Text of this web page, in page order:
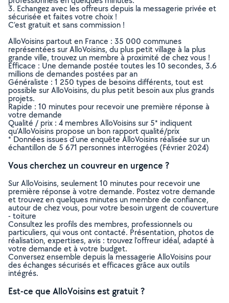
3. Echangez avec les offreurs depuis la messagerie privée et
sécurisée et faites votre choix !
C’est gratuit et sans commission !
AlloVoisins partout en France : 35 000 communes
représentées sur AlloVoisins, du plus petit village à la plus
grande ville, trouvez un membre à proximité de chez vous !
Efficace : Une demande postée toutes les 10 secondes, 3.6
millions de demandes postées par an
Généraliste : 1 250 types de besoins différents, tout est
possible sur AlloVoisins, du plus petit besoin aux plus grands
projets.
Rapide : 10 minutes pour recevoir une première réponse à
votre demande
Qualité / prix : 4 membres AlloVoisins sur 5* indiquent
qu’AlloVoisins propose un bon rapport qualité/prix
* Données issues d’une enquête AlloVoisins réalisée sur un
échantillon de 5 671 personnes interrogées (Février 2024)
Vous cherchez un couvreur en urgence ?
Sur AlloVoisins, seulement 10 minutes pour recevoir une
première réponse à votre demande. Postez votre demande
et trouvez en quelques minutes un membre de confiance,
autour de chez vous, pour votre besoin urgent de couverture
- toiture
Consultez les profils des membres, professionnels ou
particuliers, qui vous ont contacté. Présentation, photos de
réalisation, expertises, avis : trouvez l'offreur idéal, adapté à
votre demande et à votre budget.
Conversez ensemble depuis la messagerie AlloVoisins pour
des échanges sécurisés et efficaces grâce aux outils
intégrés.
Est-ce que AlloVoisins est gratuit ?